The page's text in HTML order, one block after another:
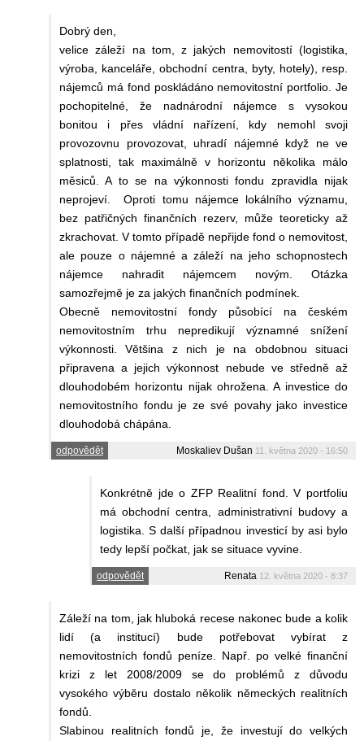
Dobrý den,
velice záleží na tom, z jakých nemovitostí (logistika,
výroba, kanceláře, obchodní centra, byty, hotely), resp.
nájemců má fond poskládáno nemovitostní portfolio. Je
pochopitelné, že nadnárodní nájemce s vysokou
bonitou i přes vládní nařízení, kdy nemohl svoji
provozovnu provozovat, uhradí nájemné když ne ve
splatnosti, tak maximálně v horizontu několika málo
měsiců. A to se na výkonnosti fondu zpravidla nijak
neprojeví. Oproti tomu nájemce lokálního významu,
bez patřičných finančních rezerv, může teoreticky až
zkrachovat. V tomto případě nepřijde fond o nemovitost,
ale pouze o nájemné a záleží na jeho schopnostech
nájemce nahradit nájemcem novým. Otázka
samozřejmě je za jakých finančních podmínek.
Obecně nemovitostní fondy působící na českém
nemovitostním trhu nepredikují významné snížení
výkonnosti. Většina z nich je na obdobnou situaci
připravena a jejich výkonnost nebude ve středně až
dlouhodobém horizontu nijak ohrožena. A investice do
nemovitostního fondu je ze své povahy jako investice
dlouhodobá chápána.
odpovědět Moskaliev Dušan 11. května 2020 - 16:50
Konkrétně jde o ZFP Realitní fond. V portfoliu
má obchodní centra, administrativní budovy a
logistika. S další případnou investicí by asi bylo
tedy lepší počkat, jak se situace vyvine.
odpovědět Renata 12. května 2020 - 8:37
Záleží na tom, jak hluboká recese nakonec bude a kolik
lidí (a institucí) bude potřebovat vybírat z
nemovitostních fondů peníze. Např. po velké finanční
krizi z let 2008/2009 se do problémů z důvodu
vysokého výběru dostalo několik německých realitních
fondů.
Slabinou realitních fondů je, že investují do velkých